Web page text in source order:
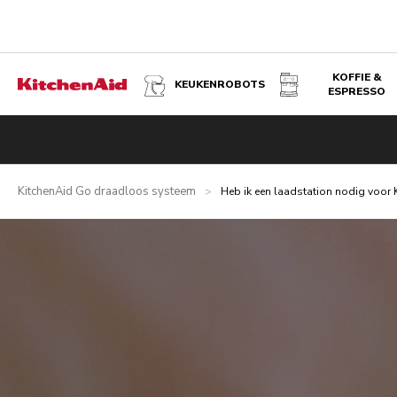
KEUKENROBOTS
KOFFIE &
ESPRESSO
KitchenAid Go draadloos systeem > Heb ik een laadstation nodig voor